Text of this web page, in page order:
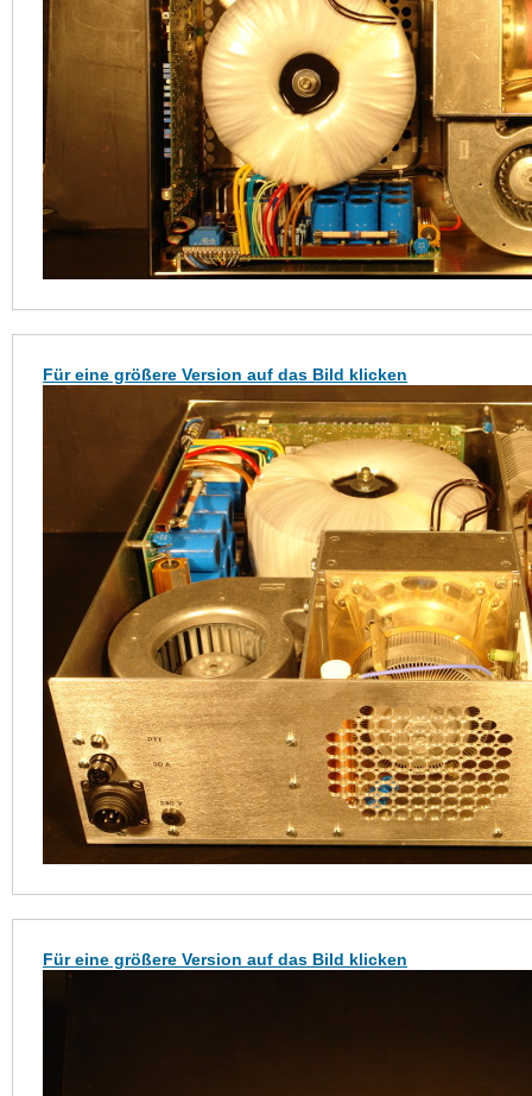
Für eine größere Version auf das Bild klicken
Für eine größere Version auf das Bild klicken